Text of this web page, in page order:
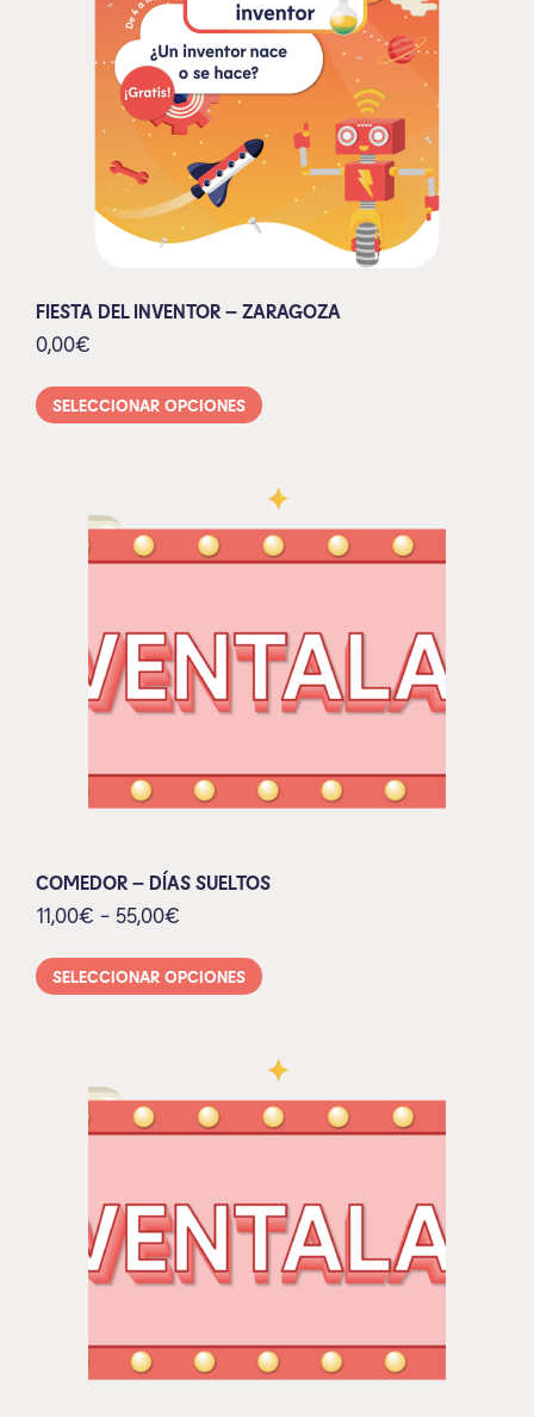
FIESTA DEL INVENTOR – ZARAGOZA
0,00€
SELECCIONAR OPCIONES
COMEDOR – DÍAS SUELTOS
11,00€ - 55,00€
SELECCIONAR OPCIONES